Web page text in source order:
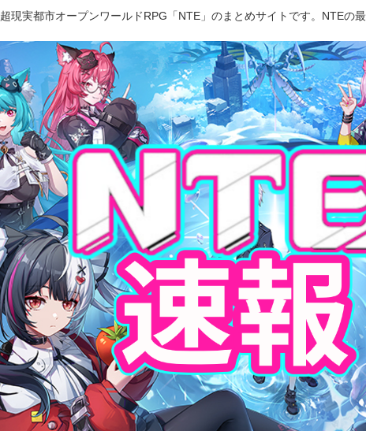
超現実都市オープンワールドRPG「NTE」のまとめサイトです。NTEの